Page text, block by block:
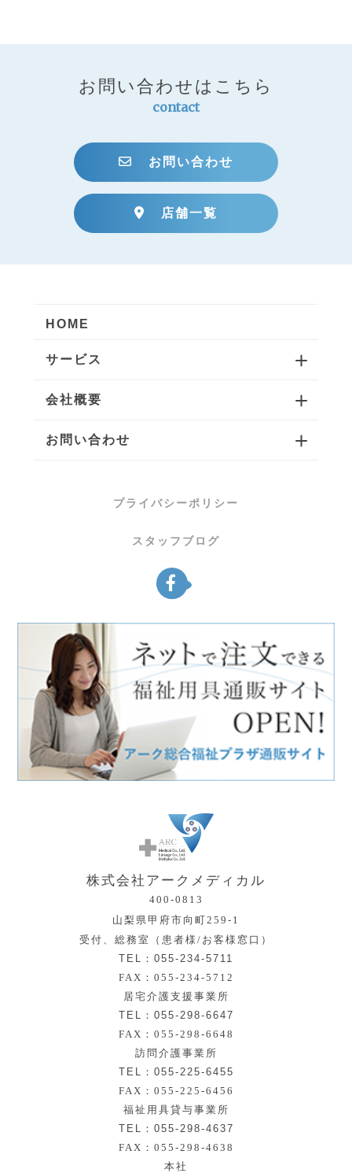
お問い合わせはこちら
contact
お問い合わせ
店舗一覧
HOME
サービス
会社概要
お問い合わせ
プライバシーポリシー
スタッフブログ
株式会社アークメディカル
400-0813
山梨県甲府市向町259-1
受付、総務室（患者様/お客様窓口）
TEL：055-234-5711
FAX：055-234-5712
居宅介護支援事業所
TEL：055-298-6647
FAX：055-298-6648
訪問介護事業所
TEL：055-225-6455
FAX：055-225-6456
福祉用具貸与事業所
TEL：055-298-4637
FAX：055-298-4638
本社